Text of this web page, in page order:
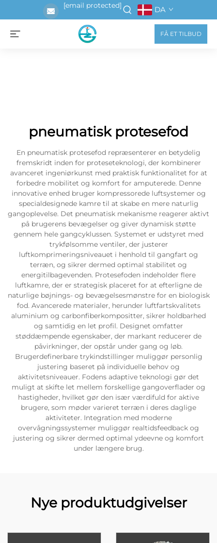
[email protected] DA
FÅ ET TILBUD
pneumatisk protesefod
En pneumatisk protesefod repræsenterer en betydelig
fremskridt inden for proteseteknologi, der kombinerer
avanceret ingeniørkunst med praktisk funktionalitet for at
forbedre mobilitet og komfort for amputerede. Denne
innovative enhed bruger kompressorede luftsystemer og
specialdesignede kamre til at skabe en mere naturlig
gangoplevelse. Det pneumatisk mekanisme reagerer aktivt
på brugerens bevægelser og giver dynamisk støtte
gennem hele gangcyklussen. Systemet er udstyret med
trykfølsomme ventiler, der justerer
luftkomprimeringsniveauet i henhold til gangfart og
terræn, og sikrer dermed optimal stabilitet og
energitilbagevenden. Protesefoden indeholder flere
luftkamre, der er strategisk placeret for at efterligne de
naturlige bøjnings- og bevægelsesmønstre for en biologisk
fod. Avancerede materialer, herunder luftfartskvalitets
aluminium og carbonfiberkompositter, sikrer holdbarhed
og samtidig en let profil. Designet omfatter
støddæmpende egenskaber, der markant reducerer de
påvirkninger, der opstår under gang og løb.
Brugerdefinerbare trykindstillinger muliggør personlig
justering baseret på individuelle behov og
aktivitetsniveauer. Fodens adaptive teknologi gør det
muligt at skifte let mellem forskellige gangoverflader og
hastigheder, hvilket gør den især værdifuld for aktive
brugere, som møder varieret terræn i deres daglige
aktiviteter. Integration med moderne
overvågningssystemer muliggør realtidsfeedback og
justering og sikrer dermed optimal ydeevne og komfort
under længere brug.
Nye produktudgivelser